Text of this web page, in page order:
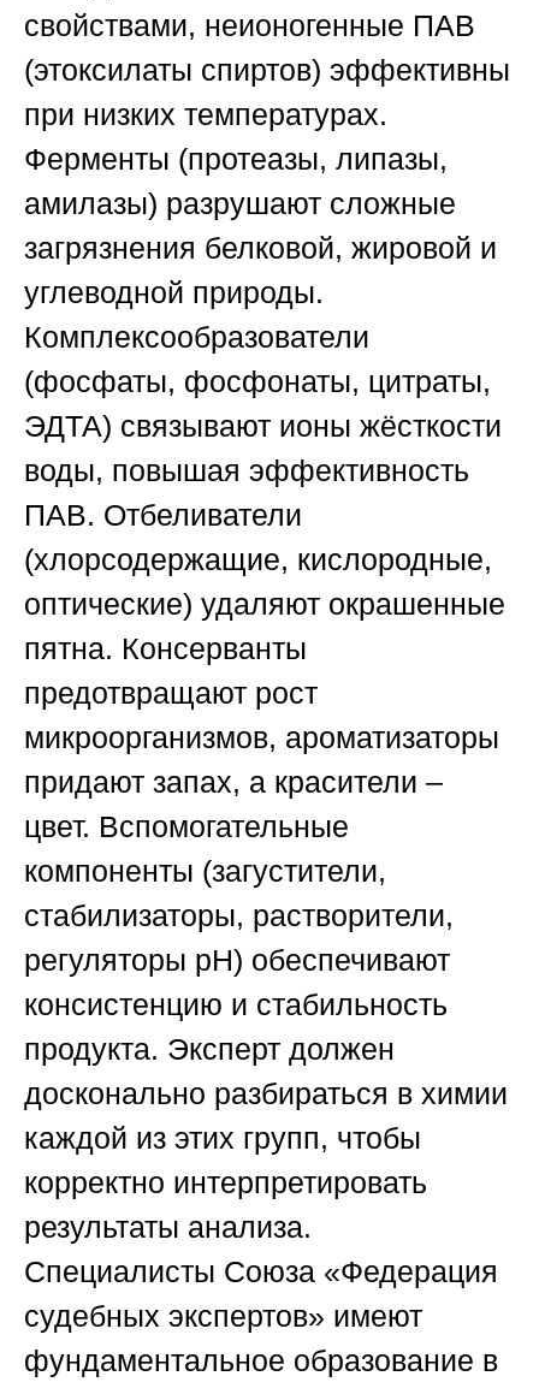
свойствами, неионогенные ПАВ
(этоксилаты спиртов) эффективны
при низких температурах.
Ферменты (протеазы, липазы,
амилазы) разрушают сложные
загрязнения белковой, жировой и
углеводной природы.
Комплексообразователи
(фосфаты, фосфонаты, цитраты,
ЭДТА) связывают ионы жёсткости
воды, повышая эффективность
ПАВ. Отбеливатели
(хлорсодержащие, кислородные,
оптические) удаляют окрашенные
пятна. Консерванты
предотвращают рост
микроорганизмов, ароматизаторы
придают запах, а красители –
цвет. Вспомогательные
компоненты (загустители,
стабилизаторы, растворители,
регуляторы pH) обеспечивают
консистенцию и стабильность
продукта. Эксперт должен
досконально разбираться в химии
каждой из этих групп, чтобы
корректно интерпретировать
результаты анализа.
Специалисты Союза «Федерация
судебных экспертов» имеют
фундаментальное образование в